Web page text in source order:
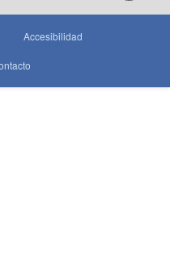
Accesibilidad